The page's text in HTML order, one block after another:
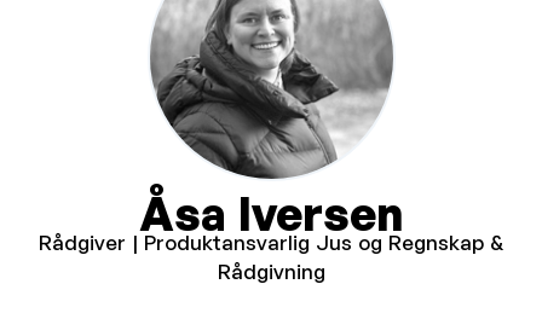
Åsa Iversen
Rådgiver | Produktansvarlig Jus og Regnskap &
Rådgivning